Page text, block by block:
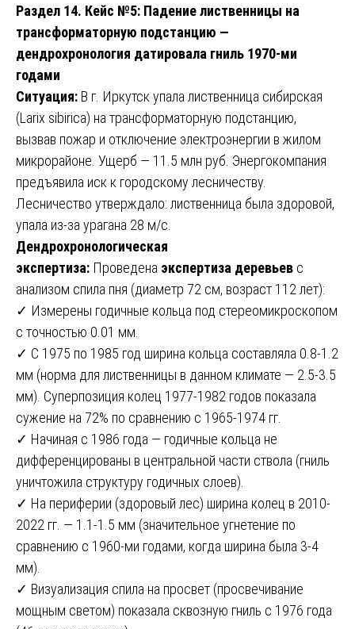
Раздел 14. Кейс №5: Падение лиственницы на
трансформаторную подстанцию —
дендрохронология датировала гниль 1970-ми
годами
Ситуация: В г. Иркутск упала лиственница сибирская
(Larix sibirica) на трансформаторную подстанцию,
вызвав пожар и отключение электроэнергии в жилом
микрорайоне. Ущерб — 11.5 млн руб. Энергокомпания
предъявила иск к городскому лесничеству.
Лесничество утверждало: лиственница была здоровой,
упала из-за урагана 28 м/с.
Дендрохронологическая
экспертиза: Проведена экспертиза деревьев с
анализом спила пня (диаметр 72 см, возраст 112 лет):
✓ Измерены годичные кольца под стереомикроскопом
с точностью 0.01 мм.
✓ С 1975 по 1985 год ширина кольца составляла 0.8-1.2
мм (норма для лиственницы в данном климате — 2.5-3.5
мм). Суперпозиция колец 1977-1982 годов показала
сужение на 72% по сравнению с 1965-1974 гг.
✓ Начиная с 1986 года — годичные кольца не
дифференцированы в центральной части ствола (гниль
уничтожила структуру годичных слоев).
✓ На периферии (здоровый лес) ширина колец в 2010-
2022 гг. — 1.1-1.5 мм (значительное угнетение по
сравнению с 1960-ми годами, когда ширина была 3-4
мм).
✓ Визуализация спила на просвет (просвечивание
мощным светом) показала сквозную гниль с 1976 года